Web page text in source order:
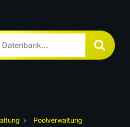
wir Dir helfen?
Poolverwaltung